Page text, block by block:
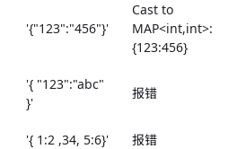
'{"123":"456"}'
Cast to
MAP<int,int>:
{123:456}
'{ "123":"abc"
}'
报错
'{ 1:2 ,34, 5:6}' 报错